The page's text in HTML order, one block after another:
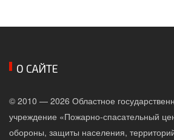
О САЙТЕ
© 2010 — 2026 Областное
учреждение «Пожарно-спасательный
обороны, защиты населения,